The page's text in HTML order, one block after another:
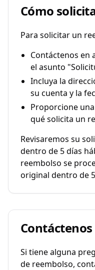
Cómo
Para solicitar un
Contáctenos en
el asunto
Incluya la
su cuenta y la
Proporcione
qué solicita un
Revisaremos su
dentro de 5 días
reembolso se
original dentro de
Contáctenos
Si tiene alguna
de reembolso,